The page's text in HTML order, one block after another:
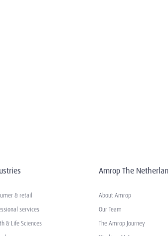
& retail
services
& Life Sciences
Amrop The
About Amrop
Our Team
The Amrop Journey